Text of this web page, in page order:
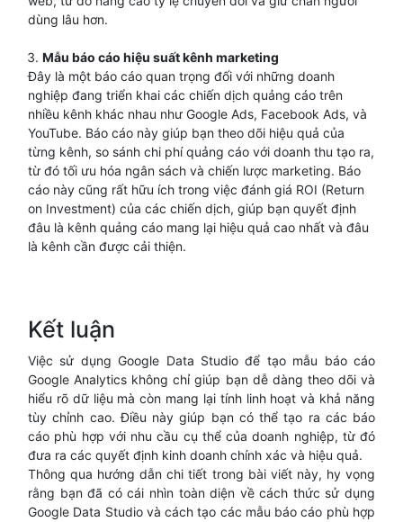
dùng lâu hơn.
Mẫu báo cáo hiệu suất kênh marketing
Đây là một báo cáo quan trọng đối với những doanh
nghiệp đang triển khai các chiến dịch quảng cáo trên
nhiều kênh khác nhau như Google Ads, Facebook Ads, và
YouTube. Báo cáo này giúp bạn theo dõi hiệu quả của
từng kênh, so sánh chi phí quảng cáo với doanh thu tạo ra,
từ đó tối ưu hóa ngân sách và chiến lược marketing. Báo
cáo này cũng rất hữu ích trong việc đánh giá ROI (Return
on Investment) của các chiến dịch, giúp bạn quyết định
đâu là kênh quảng cáo mang lại hiệu quả cao nhất và đâu
là kênh cần được cải thiện.
Kết luận
Việc sử dụng Google Data Studio để tạo mẫu báo cáo
Google Analytics không chỉ giúp bạn dễ dàng theo dõi và
hiểu rõ dữ liệu mà còn mang lại tính linh hoạt và khả năng
tùy chỉnh cao. Điều này giúp bạn có thể tạo ra các báo
cáo phù hợp với nhu cầu cụ thể của doanh nghiệp, từ đó
đưa ra các quyết định kinh doanh chính xác và hiệu quả.
Thông qua hướng dẫn chi tiết trong bài viết này, hy vọng
rằng bạn đã có cái nhìn toàn diện về cách thức sử dụng
Google Data Studio và cách tạo các mẫu báo cáo phù hợp